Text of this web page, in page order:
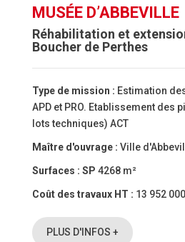
MUSÉE D’ABBEVILLE
Réhabilitation et
Boucher de Perthes
Type de mission : Estimation
APD et PRO. Etablissement des
lots techniques) ACT
Maître d'ouvrage : Ville
Surfaces : SP 4268 m²
Coût des travaux HT : 13 952
PLUS D'INFOS +